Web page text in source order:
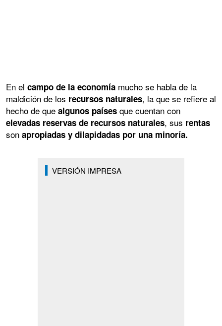
En el campo de la economía mucho se habla de la
maldición de los recursos naturales, la que se refiere al
hecho de que algunos países que cuentan con
elevadas reservas de recursos naturales, sus rentas
son apropiadas y dilapidadas por una minoría.
VERSIÓN IMPRESA